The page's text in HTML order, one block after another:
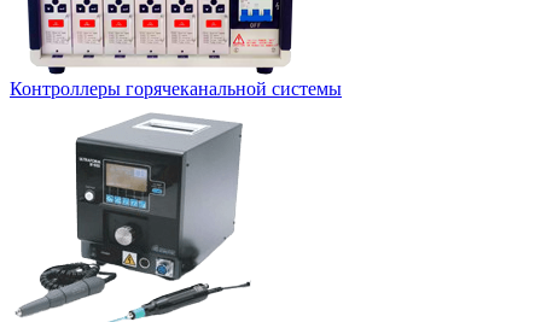
Контроллеры горячеканальной системы